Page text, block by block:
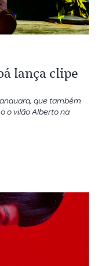
lança clipe
que também
o vilão Alberto na